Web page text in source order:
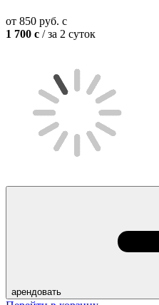
от 850 руб. c
1 700 c / за 2 суток
арендовать